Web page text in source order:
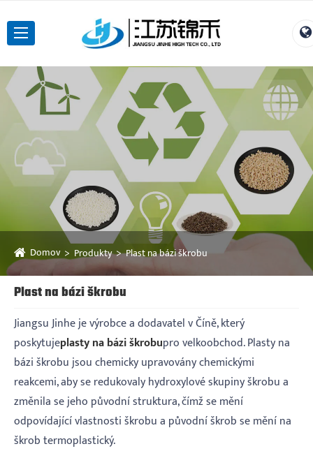
Domov Produkty Plast na bázi škrobu
Plast na bázi škrobu
Jiangsu Jinhe je výrobce a dodavatel v Číně, který
poskytujeplasty na bázi škrobupro velkoobchod. Plasty na
bázi škrobu jsou chemicky upravovány chemickými
reakcemi, aby se redukovaly hydroxylové skupiny škrobu a
změnila se jeho původní struktura, čímž se mění
odpovídající vlastnosti škrobu a původní škrob se mění na
škrob termoplastický.